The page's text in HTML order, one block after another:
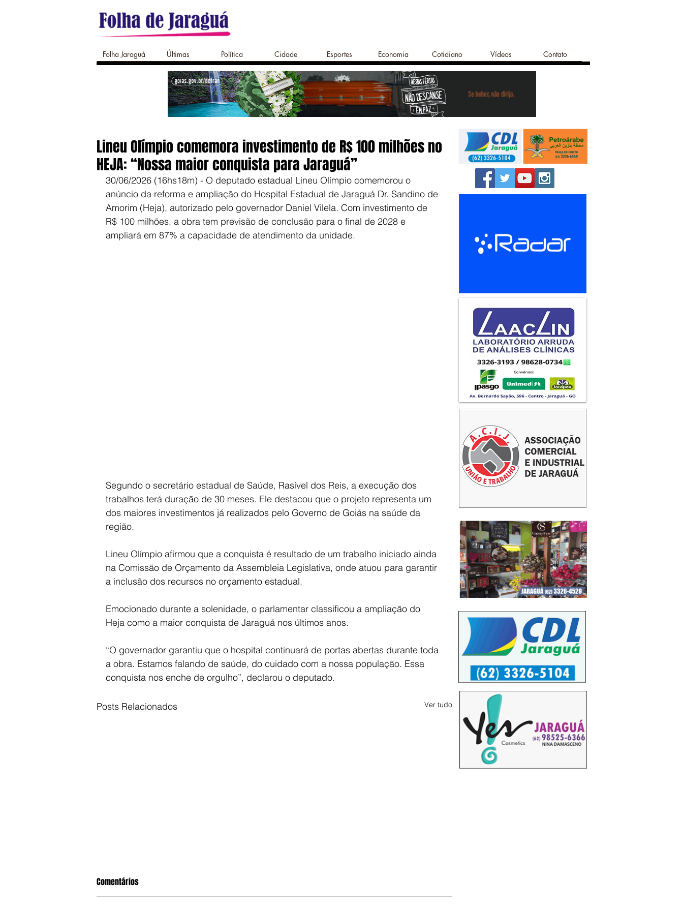
Folha Jaraguá Últimas Política Cidade Esportes Economia Cotidiano Vídeos Contato
Lineu Olímpio comemora investimento de R$ 100 milhões no
HEJA: “Nossa maior conquista para Jaraguá”
30/06/2026 (16hs18m) - O deputado estadual Lineu Olímpio comemorou o
anúncio da reforma e ampliação do Hospital Estadual de Jaraguá Dr. Sandino de
Amorim (Heja), autorizado pelo governador Daniel Vilela. Com investimento de
R$ 100 milhões, a obra tem previsão de conclusão para o final de 2028 e
ampliará em 87% a capacidade de atendimento da unidade.
Segundo o secretário estadual de Saúde, Rasível dos Reis, a execução dos
trabalhos terá duração de 30 meses. Ele destacou que o projeto representa um
dos maiores investimentos já realizados pelo Governo de Goiás na saúde da
região.
Lineu Olímpio afirmou que a conquista é resultado de um trabalho iniciado ainda
na Comissão de Orçamento da Assembleia Legislativa, onde atuou para garantir
a inclusão dos recursos no orçamento estadual.
Emocionado durante a solenidade, o parlamentar classificou a ampliação do
Heja como a maior conquista de Jaraguá nos últimos anos.
“O governador garantiu que o hospital continuará de portas abertas durante toda
a obra. Estamos falando de saúde, do cuidado com a nossa população. Essa
conquista nos enche de orgulho”, declarou o deputado.
Posts Relacionados Ver tudo
Comentários